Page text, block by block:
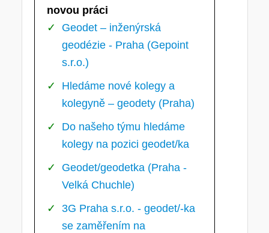
novou práci
Geodet – inženýrská
geodézie - Praha (Gepoint
s.r.o.)
Hledáme nové kolegy a
kolegyně – geodety (Praha)
Do našeho týmu hledáme
kolegy na pozici geodet/ka
Geodet/geodetka (Praha -
Velká Chuchle)
3G Praha s.r.o. - geodet/-ka
se zaměřením na